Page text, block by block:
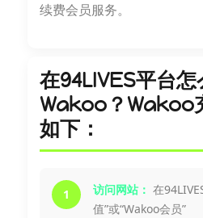
续费会员服务。
在94LIVES平台
Wakoo？Wakoo
如下：
1 访问网站： 在
值”或“Wakoo会员”